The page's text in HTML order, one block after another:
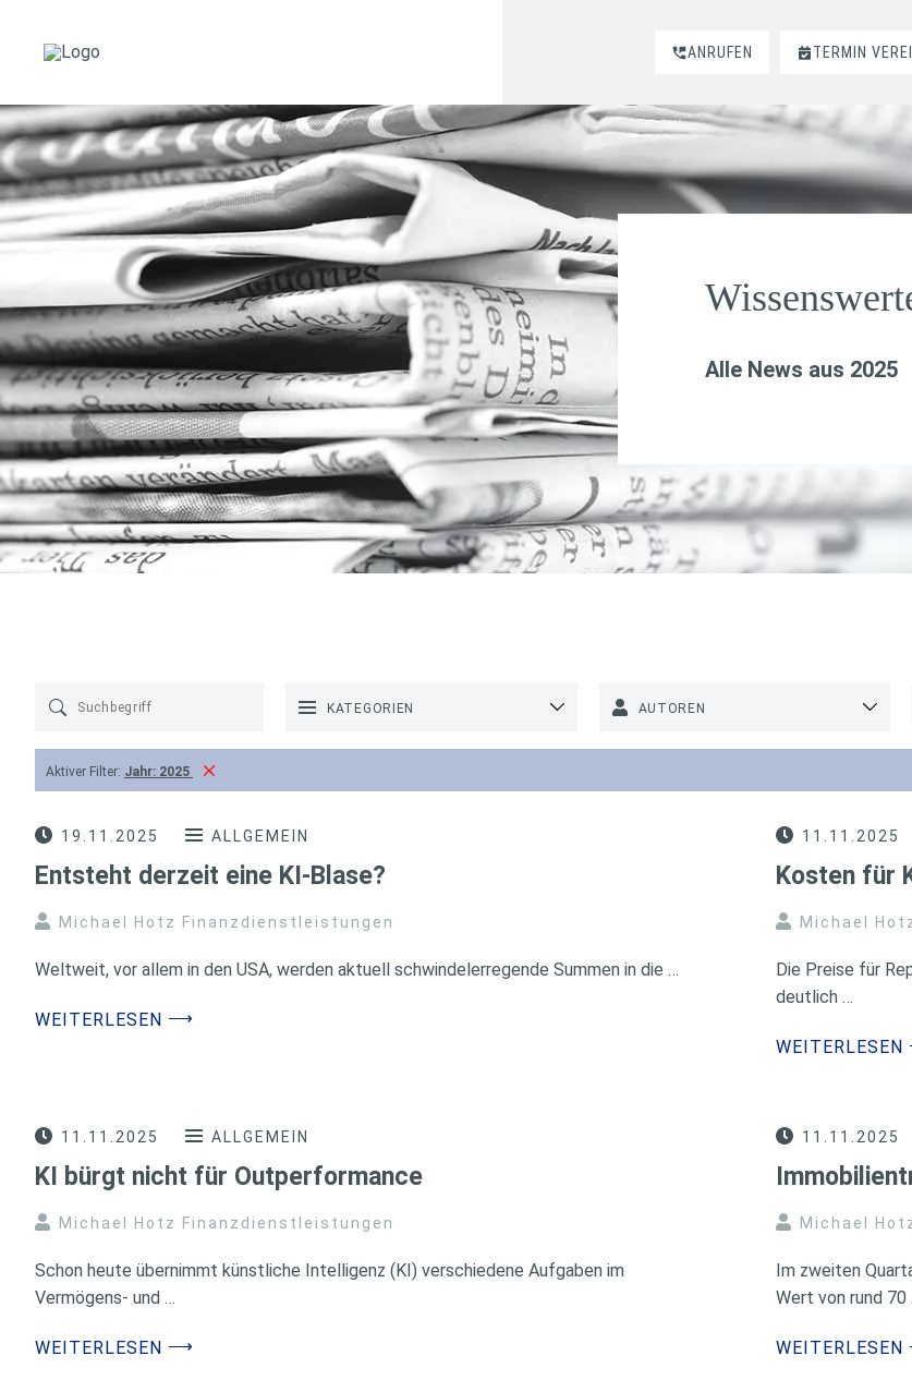
ANRUFEN TERMIN
Alle News aus 2025
KATEGORIEN AUTOREN
Aktiver Filter: Jahr: 2025
19.11.2025 ALLGEMEIN
Entsteht derzeit eine KI-Blase?
Michael Hotz Finanzdienstleistungen
Weltweit, vor allem in den USA, werden aktuell schwindelerregende Summen in die …
WEITERLESEN ⟶
11.11.2025
Kosten für
Michael
Die Preise für
deutlich …
WEITERLESEN
11.11.2025 ALLGEMEIN
KI bürgt nicht für Outperformance
Michael Hotz Finanzdienstleistungen
Schon heute übernimmt künstliche Intelligenz (KI) verschiedene Aufgaben im
Vermögens- und …
WEITERLESEN ⟶
11.11.2025
Michael
Im zweiten
Wert von rund 70
WEITERLESEN